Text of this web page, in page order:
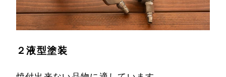
２液型塗装